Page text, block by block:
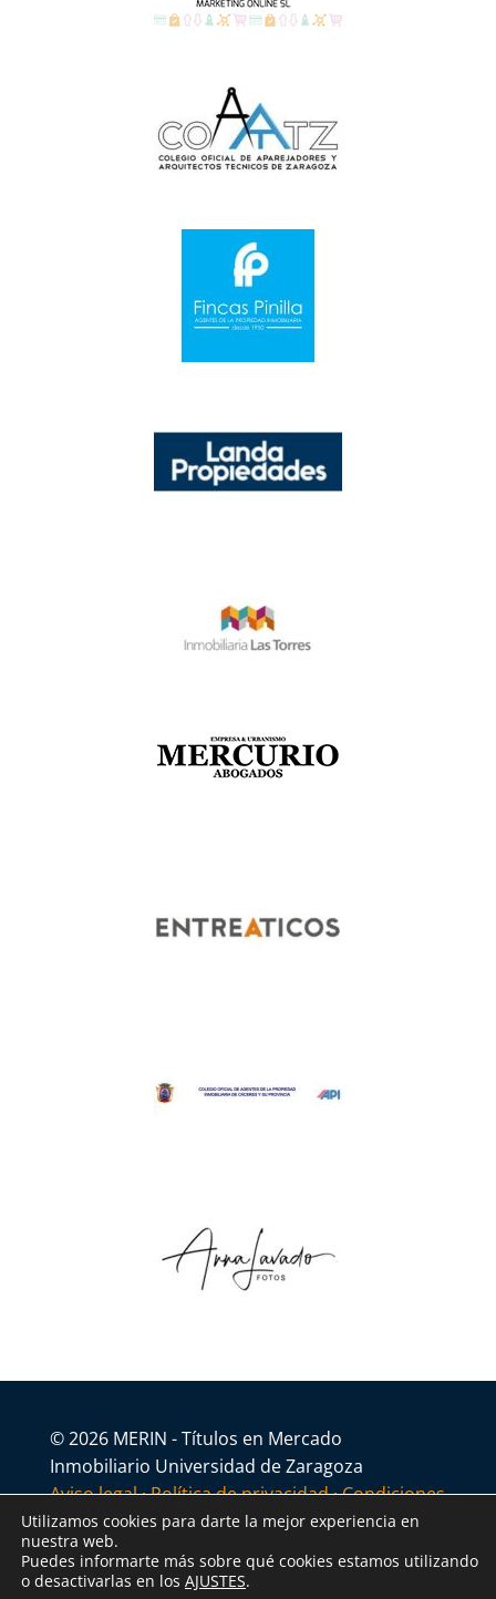
© 2026 MERIN - Títulos en Mercado
Inmobiliario Universidad de Zaragoza
Aviso legal·Política de privacidad·Condiciones
generales
Utilizamos cookies para darte la mejor experiencia en
nuestra web.
Puedes informarte más sobre qué cookies estamos utilizando
o desactivarlas en los AJUSTES.